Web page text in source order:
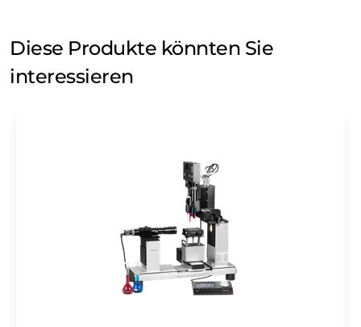
Diese Produkte könnten Sie
interessieren